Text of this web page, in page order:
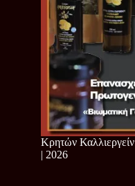
Κρητών Καλλιεργείν
| 2026